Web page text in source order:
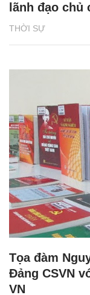
THỜI SỰ
lãnh đạo chủ
Tọa đàm
Đảng CSVN
VN